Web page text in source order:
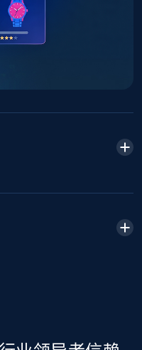
shop products
立即开始
and more.